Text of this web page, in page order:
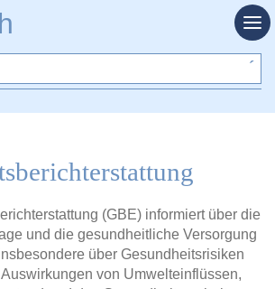
(GBE) informiert über die
und die gesundheitliche Versorgung
über Gesundheitsrisiken
von Umwelteinflüssen,